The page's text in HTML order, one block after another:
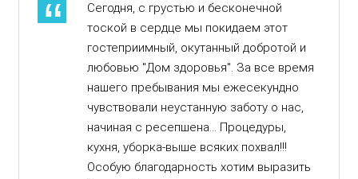
Сегодня, с грустью и бесконечной
тоской в сердце мы покидаем этот
гостеприимный, окутанный добротой и
любовью "Дом здоровья". За все время
нашего пребывания мы ежесекундно
чувствовали неустанную заботу о нас,
начиная с ресепшена... Процедуры,
кухня, уборка-выше всяких похвал!!!
Особую благодарность хотим выразить